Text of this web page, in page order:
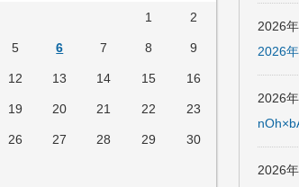
1 2
5 6 7 8 9
12 13 14 15 16
19 20 21 22 23
26 27 28 29 30
2026
2026
2026
2026